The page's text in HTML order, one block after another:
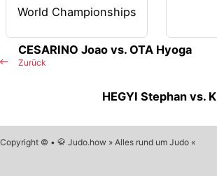
World Championships
Zurück
CESARINO Joao vs. OTA Hyoga
HEGYI Stephan vs.
Copyright © • 🥋 Judo.how » Alles rund um Judo «